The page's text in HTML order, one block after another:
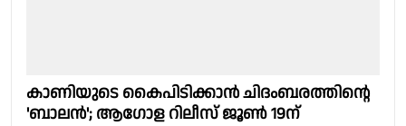
കാണിയുടെ കൈപിടിക്കാൻ ചിദംബരത്തിന്റെ
'ബാലൻ'; ആഗോള റിലീസ് ജൂൺ 19ന്